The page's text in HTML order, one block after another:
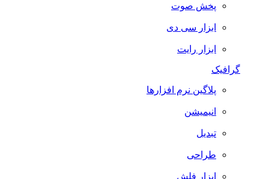
پخش صوت
ابزار سی دی
ابزار رایت
گرافیک
پلاگین نرم افزارها
انیمیشن
تبدیل
طراحی
ابزار فلش